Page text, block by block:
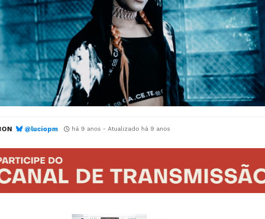
@luciopm há 9 anos - Atualizado há 9 anos